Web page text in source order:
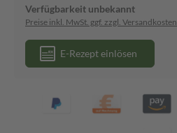
Verfügbarkeit unbekannt
Preise inkl. MwSt. ggf. zzgl. Versandkosten
E-Rezept einlösen